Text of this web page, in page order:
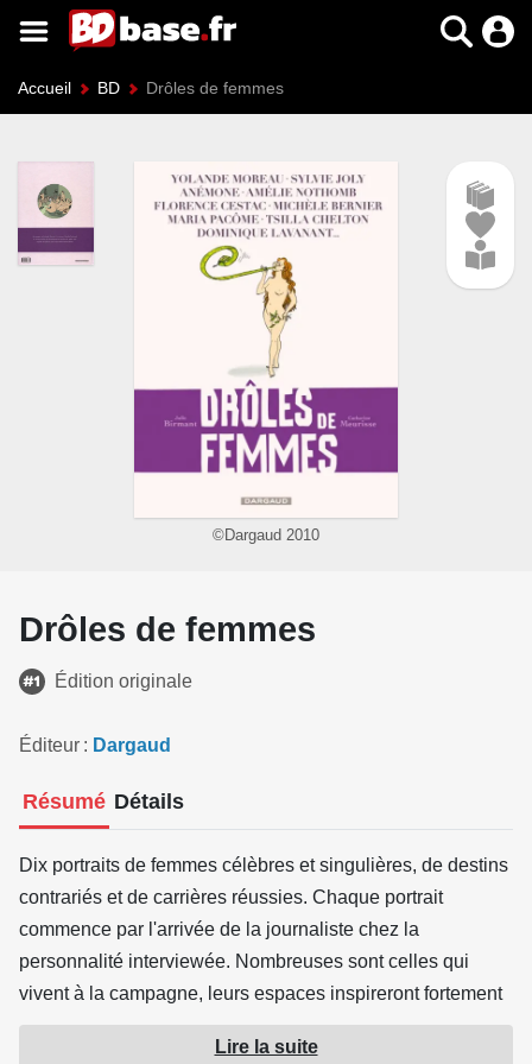
Accueil BD Drôles de femmes
©Dargaud 2010
Drôles de femmes
Édition originale
Éditeur Dargaud
Résumé Détails
Dix portraits de femmes célèbres et singulières, de destins
contrariés et de carrières réussies. Chaque portrait
commence par l'arrivée de la journaliste chez la
personnalité interviewée. Nombreuses sont celles qui
vivent à la campagne, leurs espaces inspireront fortement
la scénariste et la dessinatrice.
Lire la suite